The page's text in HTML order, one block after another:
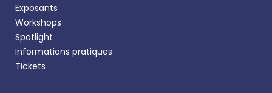
Exposants
Workshops
Spotlight
Informations pratiques
Tickets